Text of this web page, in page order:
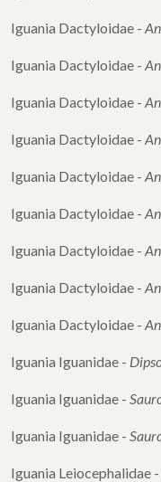
Iguania Dactyloidae -
Iguania Dactyloidae -
Iguania Dactyloidae -
Iguania Dactyloidae -
Iguania Dactyloidae -
Iguania Dactyloidae -
Iguania Dactyloidae -
Iguania Dactyloidae -
Iguania Dactyloidae -
Iguania Iguanidae -
Iguania Iguanidae -
Iguania Iguanidae -
Iguania Leiocephalidae -